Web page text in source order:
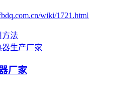
wiki/1721.html
方法
生产厂家
厂家